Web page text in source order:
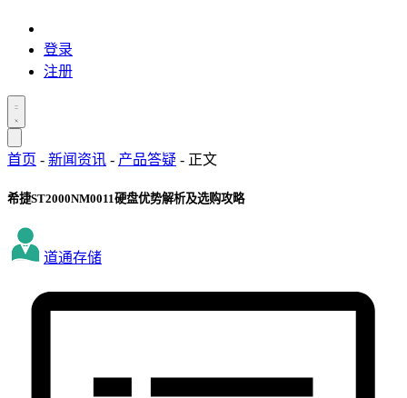
登录
注册
首页 - 新闻资讯 - 产品答疑 - 正文
希捷ST2000NM0011硬盘优势解析及选购攻略
道通存储